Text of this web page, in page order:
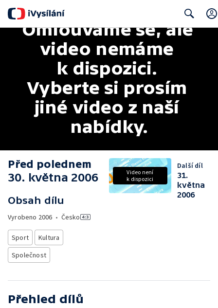
Search
Omlouváme se, ale
video nemáme
k dispozici.
Vyberte si prosím
jiné video z naší
nabídky.
Před polednem
30. května 2006
Obsah dílu
Vyrobeno 2006 • Česko
Sport
Kultura
Společnost
Video není
k dispozici
Další díl
31.
května
2006
Přehled dílů